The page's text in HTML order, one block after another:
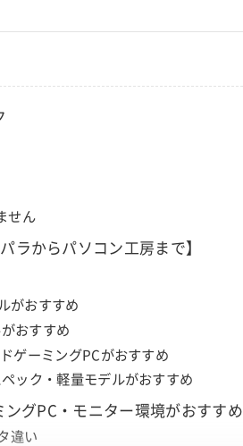
せん
ラからパソコン工房まで】
がおすすめ
おすすめ
ゲーミングPCがおすすめ
ック・軽量モデルがおすすめ
ングPC・モニター環境がおすすめ
違い